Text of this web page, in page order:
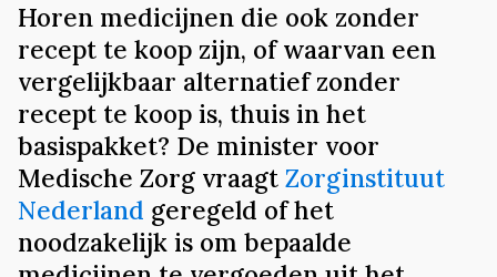
Horen medicijnen die ook zonder
recept te koop zijn, of waarvan een
vergelijkbaar alternatief zonder
recept te koop is, thuis in het
basispakket? De minister voor
Medische Zorg vraagt Zorginstituut
Nederland geregeld of het
noodzakelijk is om bepaalde